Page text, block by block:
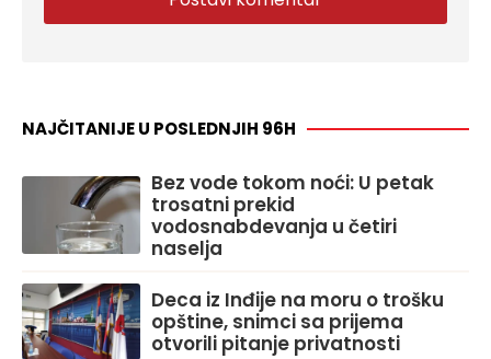
NAJČITANIJE U POSLEDNJIH 96H
Bez vode tokom noći: U petak
trosatni prekid
vodosnabdevanja u četiri
naselja
Deca iz Inđije na moru o trošku
opštine, snimci sa prijema
otvorili pitanje privatnosti